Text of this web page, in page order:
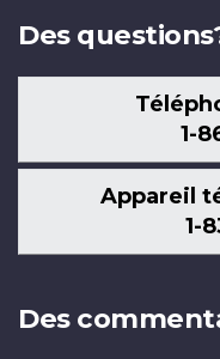
Des
1-
Appareil
1-
Des